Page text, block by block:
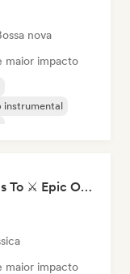
nova
maior impacto
instrumental
Music to Conquer Worlds To ⚔️ Epic Orchestral, Cinematic & Trailer Music
maior impacto